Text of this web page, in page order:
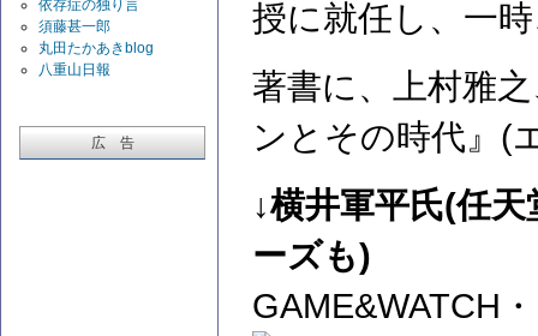
依存症の独り言
須藤甚一郎
丸田たかあきblog
八重山日報
広 告
授に就任し、一
著書に、上村雅
ンとその時代』(
↓横井軍平氏(任
ーズも)
GAME&WATCH